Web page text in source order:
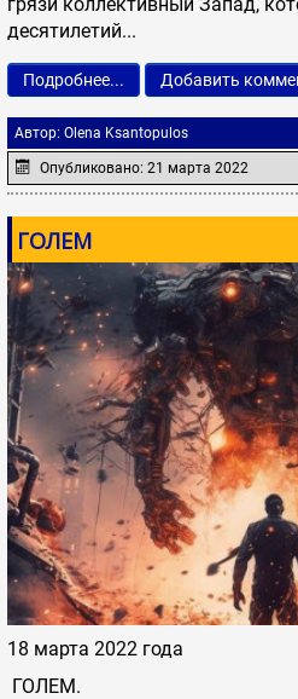
десятилетий...
Подробнее... Добавить
Автор: Olena Ksantopulos
Опубликовано: 21 марта 2022
ГОЛЕМ
18 марта 2022 года
ГОЛЕМ.